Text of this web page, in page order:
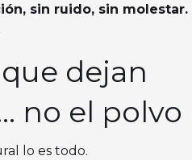
sin ruido, sin molestar.
dejan
no el polvo
lo es todo.